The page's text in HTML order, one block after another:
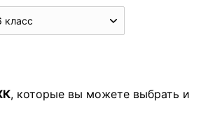
класс
, которые вы можете выбрать и